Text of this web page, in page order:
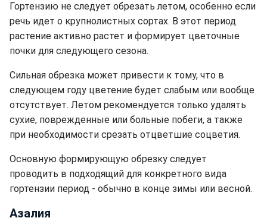
Гортензию не следует обрезать летом, особенно если
речь идет о крупнолистных сортах. В этот период
растение активно растет и формирует цветочные
почки для следующего сезона.
Сильная обрезка может привести к тому, что в
следующем году цветение будет слабым или вообще
отсутствует. Летом рекомендуется только удалять
сухие, поврежденные или больные побеги, а также
при необходимости срезать отцветшие соцветия.
Основную формирующую обрезку следует
проводить в подходящий для конкретного вида
гортензии период - обычно в конце зимы или весной.
Азалия